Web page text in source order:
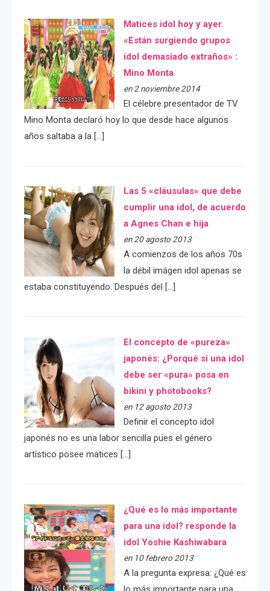
Matices idol hoy y ayer.
«Están surgiendo grupos
idol demasiado extraños» :
Mino Monta
en 2 noviembre 2014
El célebre presentador de TV
Mino Monta declaró hoy lo que desde hace algunos
años saltaba a la […]
Las 5 «cláusulas» que debe
cumplir una idol, de acuerdo
a Agnes Chan e hija
en 20 agosto 2013
A comienzos de los años 70s
la débil imágen idol apenas se
estaba constituyendo. Después del […]
El concepto de «pureza»
japonés: ¿Porqué si una idol
debe ser «pura» posa en
bikini y photobooks?
en 12 agosto 2013
Definir el concepto idol
japonés no es una labor sencilla pues el género
artístico posee matices […]
¿Qué es lo más importante
para una idol? responde la
idol Yoshie Kashiwabara
en 10 febrero 2013
A la pregunta expresa: ¿Qué es